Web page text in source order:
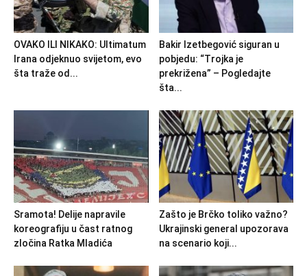
OVAKO ILI NIKAKO: Ultimatum
Irana odjeknuo svijetom, evo
šta traže od...
Bakir Izetbegović siguran u
pobjedu: “Trojka je
prekrižena” – Pogledajte
šta...
Sramota! Delije napravile
koreografiju u čast ratnog
zločina Ratka Mladića
Zašto je Brčko toliko važno?
Ukrajinski general upozorava
na scenario koji...